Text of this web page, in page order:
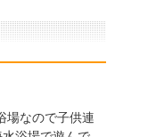
場なので子供連